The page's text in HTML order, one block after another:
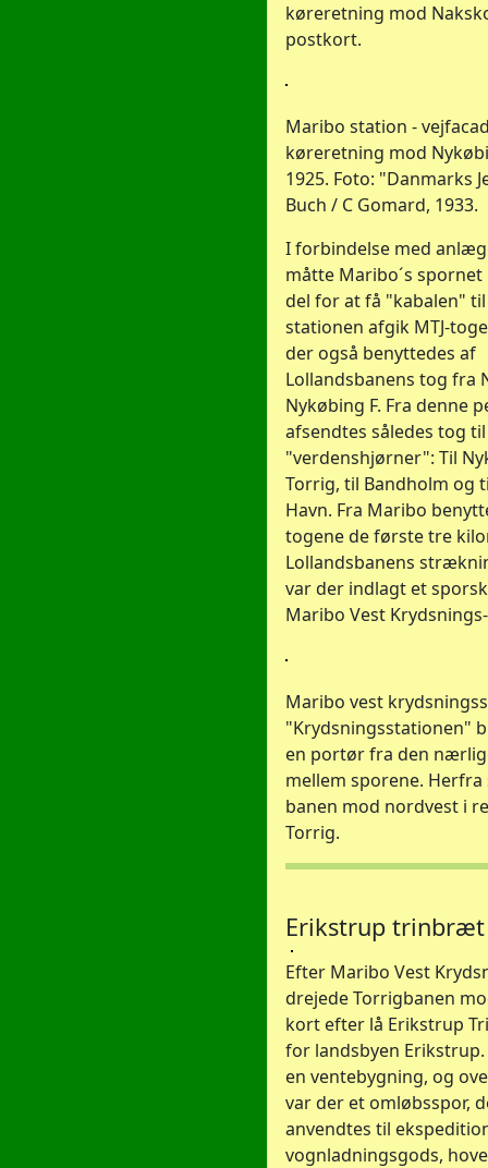
køreretning mod
postkort.
Maribo station -
køreretning mod
1925. Foto: "Danmarks
Buch / C Gomard, 1933.
I forbindelse med
måtte Maribo´s spornet
del for at få "kabalen" til
stationen afgik MTJ-
der også benyttedes af
Lollandsbanens tog fra
Nykøbing F. Fra denne
afsendtes således tog
"verdenshjørner": Til
Torrig, til Bandholm og
Havn. Fra Maribo
togene de første tre
Lollandsbanens
var der indlagt et
Maribo Vest
Maribo vest
"Krydsningsstationen"
en portør fra den
mellem sporene. Herfra
banen mod nordvest i
Torrig.
Erikstrup trinbræt
Efter Maribo Vest
drejede Torrigbanen
kort efter lå Erikstrup
for landsbyen
en ventebygning, og
var der et omløbsspor,
anvendtes til
vognladningsgods,